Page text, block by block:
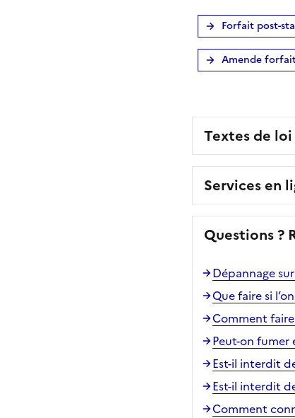
Forfait post-
Amende
Textes de
Services en
Questions ?
Dépannage
Que faire si
Comment
Peut-on fumer
Est-il interdit
Est-il interdit
Comment